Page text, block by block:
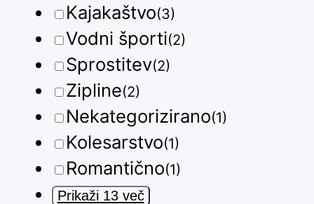
Kajakaštvo(3)
Vodni športi(2)
Sprostitev(2)
Zipline(2)
Nekategorizirano(1)
Kolesarstvo(1)
Romantično(1)
Prikaži 13 več